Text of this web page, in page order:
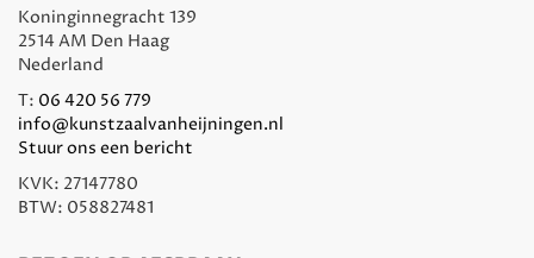
Koninginnegracht 139
2514 AM Den Haag
Nederland
T: 06 420 56 779
info@kunstzaalvanheijningen.nl
Stuur ons een bericht
KVK: 27147780
BTW: 058827481